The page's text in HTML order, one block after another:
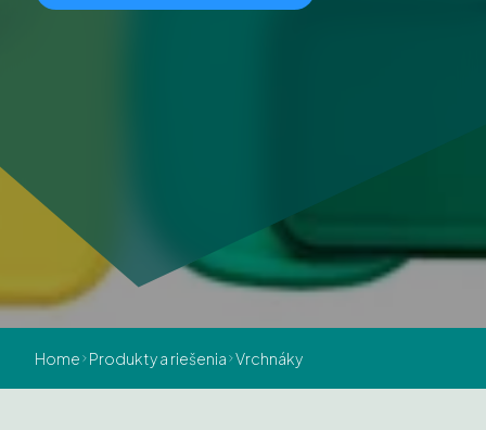
Home Produkty a riešenia Vrchnáky